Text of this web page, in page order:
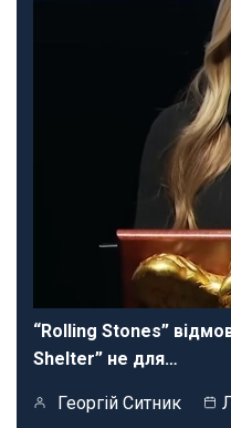
“Rolling Stones”
Shelter” не для…
Георгій Ситник